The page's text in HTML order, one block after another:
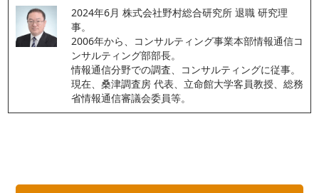
2024年6月 株式会社野村総合研究所 退職 研究理
事。
2006年から、コンサルティング事業本部情報通信コ
ンサルティング部部長。
情報通信分野での調査、コンサルティングに従事。
現在、桑津調査房 代表、立命館大学客員教授、総務
省情報通信審議会委員等。